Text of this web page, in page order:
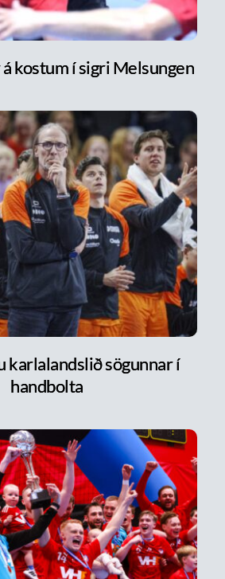
kostum í sigri Melsungen
karlalandslið sögunnar í
handbolta